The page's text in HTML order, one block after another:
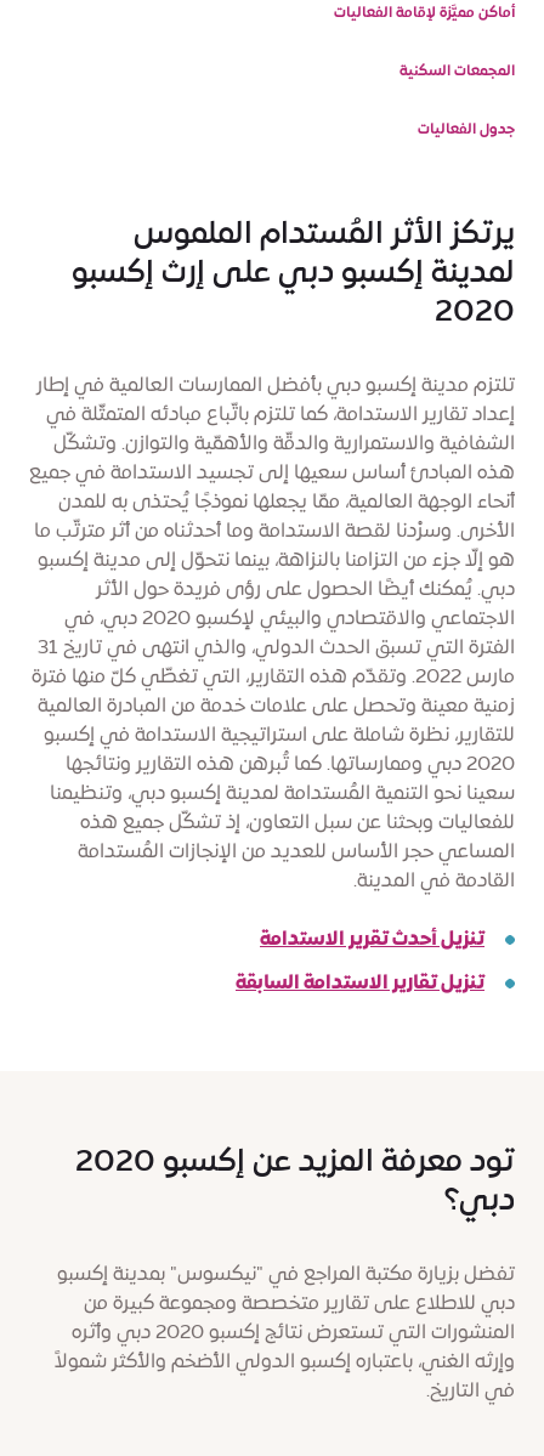
أماكن مميَّزة لإقامة الفعاليات
المجمعات السكنية
جدول الفعاليات
يرتكز الأثر المُستدام الملموس
لمدينة إكسبو دبي على إرث إكسبو
2020
تلتزم مدينة إكسبو دبي بأفضل الممارسات العالمية في إطار
إعداد تقارير الاستدامة، كما تلتزم باتّباع مبادئه المتمثّلة في
الشفافية والاستمرارية والدقّة والأهمّية والتوازن. وتشكّل
هذه المبادئ أساس سعيها إلى تجسيد الاستدامة في جميع
أنحاء الوجهة العالمية، ممّا يجعلها نموذجًا يُحتذى به للمدن
الأخرى. وسرْدنا لقصة الاستدامة وما أحدثناه من أثر مترتّب ما
هو إلّا جزء من التزامنا بالنزاهة، بينما نتحوّل إلى مدينة إكسبو
دبي. يُمكنك أيضًا الحصول على رؤى فريدة حول الأثر
الاجتماعي والاقتصادي والبيئي لإكسبو 2020 دبي، في
الفترة التي تسبق الحدث الدولي، والذي انتهى في تاريخ 31
مارس 2022. وتقدّم هذه التقارير، التي تغطّي كلّ منها فترة
زمنية معينة وتحصل على علامات خدمة من المبادرة العالمية
للتقارير، نظرة شاملة على استراتيجية الاستدامة في إكسبو
2020 دبي وممارساتها. كما تُبرهن هذه التقارير ونتائجها
سعينا نحو التنمية المُستدامة لمدينة إكسبو دبي، وتنظيمنا
للفعاليات وبحثنا عن سبل التعاون، إذ تشكّل جميع هذه
المساعي حجر الأساس للعديد من الإنجازات المُستدامة
القادمة في المدينة.
تنزيل أحدث تقرير الاستدامة
تنزيل تقارير الاستدامة السابقة
تود معرفة المزيد عن إكسبو 2020
دبي؟
تفضل بزيارة مكتبة المراجع في "نيكسوس" بمدينة إكسبو
دبي للاطلاع على تقارير متخصصة ومجموعة كبيرة من
المنشورات التي تستعرض نتائج إكسبو 2020 دبي وأثره
وإرثه الغني، باعتباره إكسبو الدولي الأضخم والأكثر شمولاً
في التاريخ.